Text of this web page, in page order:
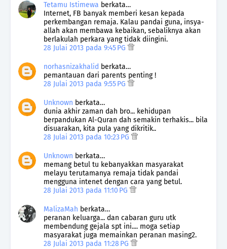
Tetamu Istimewa berkata…
Internet, FB banyak memberi kesan kepada
perkembangan remaja. Kalau pandai guna, insya-
allah akan membawa kebaikan, sebaliknya akan
berlakulah perkara yang tidak diingini.
28 Julai 2013 pada 9:45 PG
norhasnizakhalid berkata…
pemantauan dari parents penting !
28 Julai 2013 pada 9:55 PG
Unknown berkata…
dunia akhir zaman dah bro... kehidupan
berpandukan Al-Quran dah semakin terhakis... bila
disuarakan, kita pula yang dikritik..
28 Julai 2013 pada 10:23 PG
Unknown berkata…
memang betul tu kebanyakkan masyarakat
melayu terutamanya remaja tidak pandai
mengguna intenet dengan cara yang betul.
28 Julai 2013 pada 11:10 PG
MalizaMah berkata…
peranan keluarga... dan cabaran guru utk
membendung gejala spt ini.... moga setiap
masyarakat juga memainkan peranan masing2.
28 Julai 2013 pada 11:28 PG